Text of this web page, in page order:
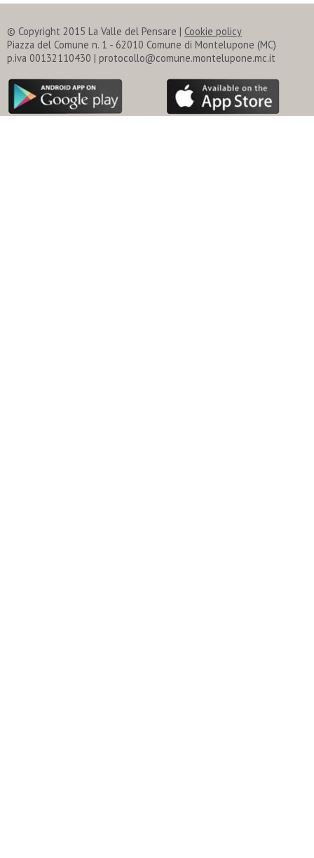
© Copyright 2015 La Valle del Pensare | Cookie policy
Piazza del Comune n. 1 - 62010 Comune di Montelupone (MC)
p.iva 00132110430 | protocollo@comune.montelupone.mc.it